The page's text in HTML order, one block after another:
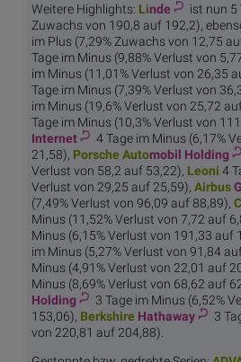
Weitere Highlights: Linde
ist nun 5
Zuwachs von 190,8 auf 192,2),
im Plus (7,29% Zuwachs von 12,75
Tage im Minus (9,88% Verlust von
im Minus (11,01% Verlust von 26,35
Tage im Minus (7,39% Verlust von
im Minus (19,6% Verlust von 25,72
Tage im Minus (10,3% Verlust von
Internet
4 Tage im Minus (6,17%
21,58), Porsche Automobil Holding
Verlust von 58,2 auf 53,22), Leoni 4
Verlust von 29,25 auf 25,59), Airbus
(7,49% Verlust von 96,09 auf 88,89),
Minus (11,52% Verlust von 7,72 auf
Minus (6,15% Verlust von 191,33 auf
im Minus (5,27% Verlust von 91,84
Minus (4,91% Verlust von 22,01 auf
Minus (8,69% Verlust von 68,62 auf
Holding
3 Tage im Minus (6,52%
153,06), Berkshire Hathaway
3
von 220,81 auf 204,88).